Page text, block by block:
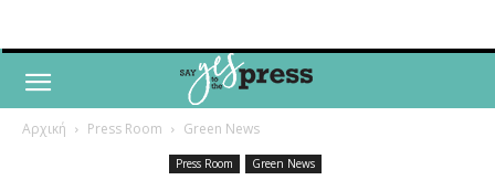
Αρχική Press Room Green News
Press Room Green News